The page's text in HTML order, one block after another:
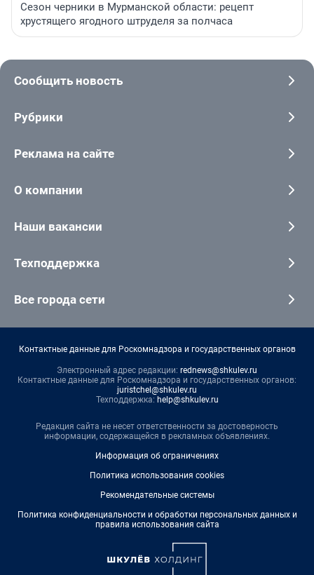
Сезон черники в Мурманской области: рецепт
хрустящего ягодного штруделя за полчаса
Сообщить новость
Рубрики
Реклама на сайте
О компании
Наши вакансии
Техподдержка
Все города сети
Контактные данные для Роскомнадзора и государственных органов
Электронный адрес редакции: rednews@shkulev.ru
Контактные данные для Роскомнадзора и государственных органов:
juristchel@shkulev.ru
Техподдержка: help@shkulev.ru
Редакция сайта не несет ответственности за достоверность
информации, содержащейся в рекламных объявлениях.
Информация об ограничениях
Политика использования cookies
Рекомендательные системы
Политика конфиденциальности и обработки персональных данных и
правила использования сайта